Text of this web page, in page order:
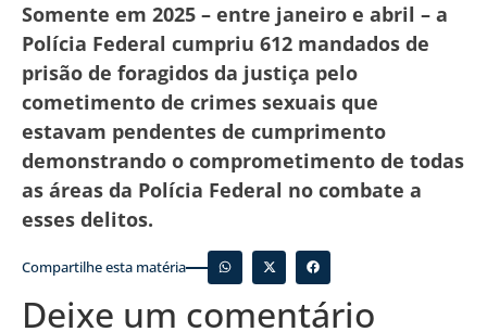
Somente em 2025 – entre janeiro e abril – a
Polícia Federal cumpriu 612 mandados de
prisão de foragidos da justiça pelo
cometimento de crimes sexuais que
estavam pendentes de cumprimento
demonstrando o comprometimento de todas
as áreas da Polícia Federal no combate a
esses delitos.
Compartilhe esta matéria
Deixe um comentário